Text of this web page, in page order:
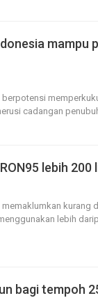
mampu
cadangan
lebih 200
kurang
lebih
bagi tempoh